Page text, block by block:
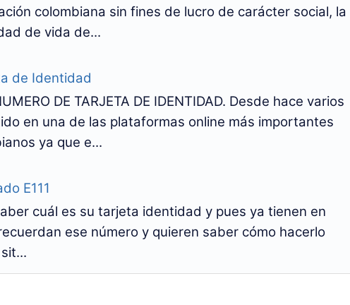
colombiana sin fines de lucro de carácter social, la
de vida de...
de Identidad
DE TARJETA DE IDENTIDAD. Desde hace varios
en una de las plataformas online más importantes
ya que e...
E111
cuál es su tarjeta identidad y pues ya tienen en
ese número y quieren saber cómo hacerlo